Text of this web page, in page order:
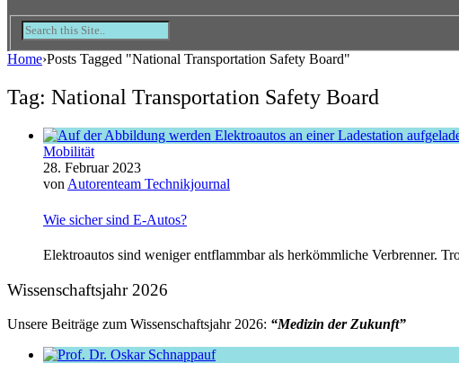
Home›Posts Tagged "National Transportation Safety Board"
Tag: National Transportation Safety Board
Mobilität
28. Februar 2023
von Autorenteam Technikjournal
Wie sicher sind E-Autos?
Elektroautos sind weniger entflammbar als herkömmliche Verbrenner.
Wissenschaftsjahr 2026
Unsere Beiträge zum Wissenschaftsjahr 2026: “Medizin der Zukunft”